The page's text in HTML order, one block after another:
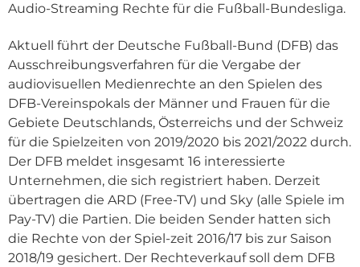
Audio-Streaming Rechte für die Fußball-Bundesliga.
Aktuell führt der Deutsche Fußball-Bund (DFB) das
Ausschreibungsverfahren für die Vergabe der
audiovisuellen Medienrechte an den Spielen des
DFB-Vereinspokals der Männer und Frauen für die
Gebiete Deutschlands, Österreichs und der Schweiz
für die Spielzeiten von 2019/2020 bis 2021/2022 durch.
Der DFB meldet insgesamt 16 interessierte
Unternehmen, die sich registriert haben. Derzeit
übertragen die ARD (Free-TV) und Sky (alle Spiele im
Pay-TV) die Partien. Die beiden Sender hatten sich
die Rechte von der Spiel-zeit 2016/17 bis zur Saison
2018/19 gesichert. Der Rechteverkauf soll dem DFB